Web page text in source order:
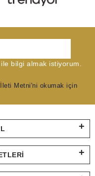
bilgi almak istiyorum.
Metni'ni okumak için